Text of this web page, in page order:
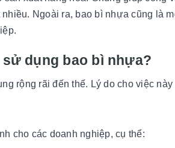
Ngoài ra, bao bì nhựa cũng là
dụng bao bì nhựa?
rộng rãi đến thế. Lý do cho việc này
cho các doanh nghiệp, cụ thể: